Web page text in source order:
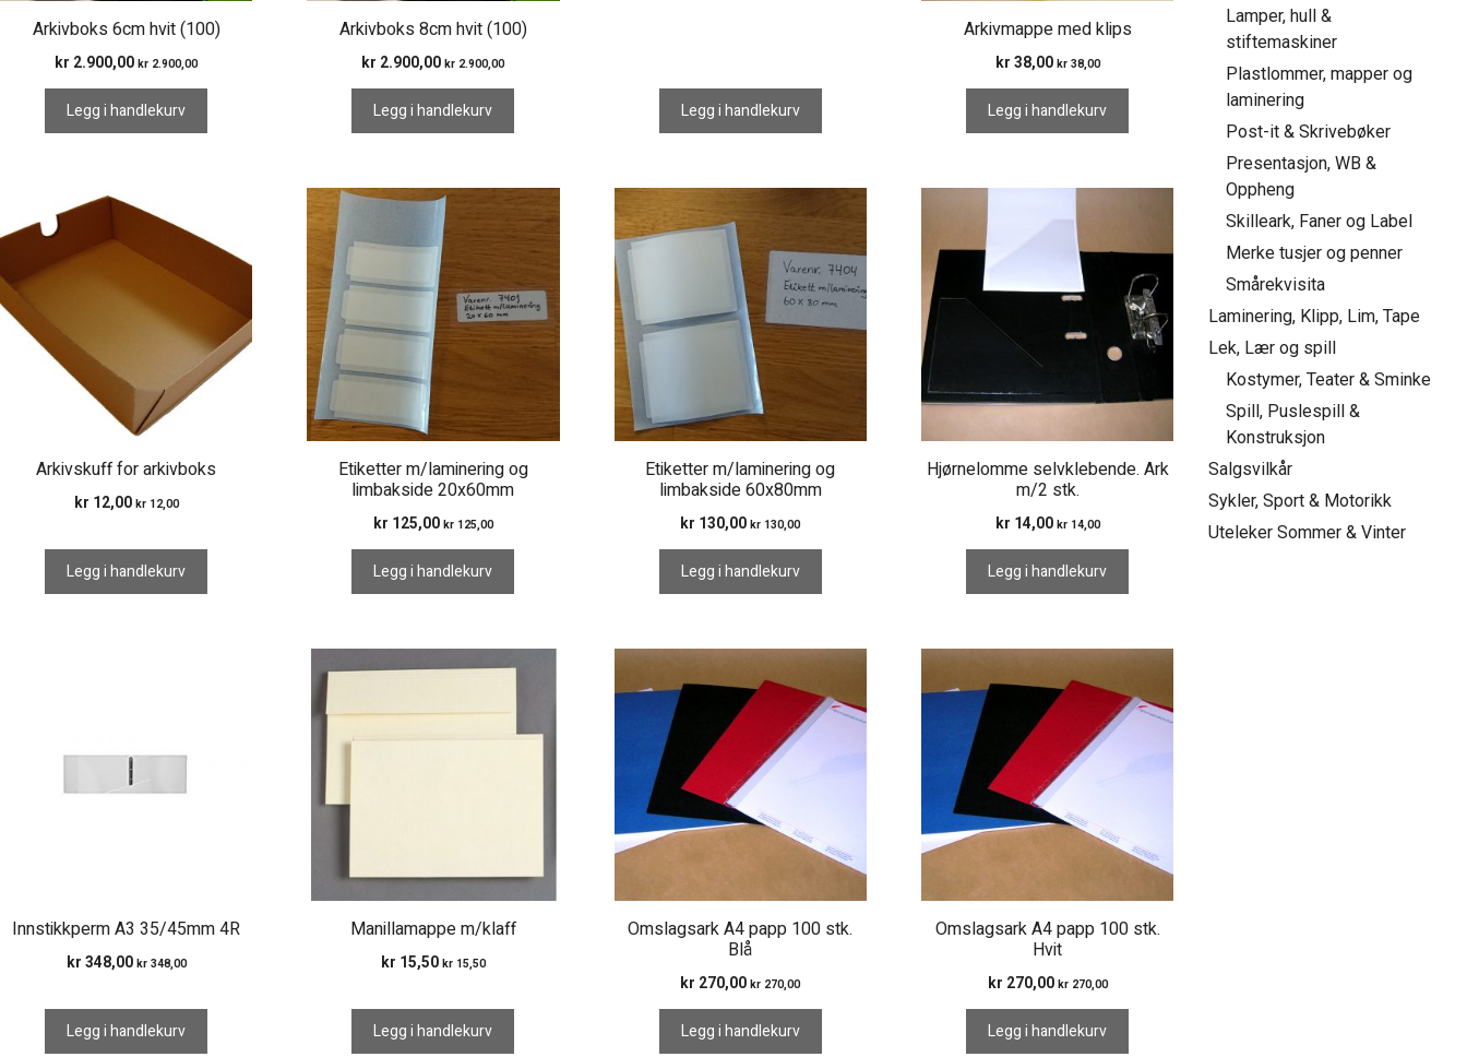
Arkivboks 6cm hvit (100)
kr 2.900,00 kr 2.900,00
Legg i handlekurv
Arkivboks 8cm hvit (100)
kr 2.900,00 kr 2.900,00
Legg i handlekurv Legg i handlekurv
Arkivmappe med klips
kr 38,00 kr38,00
Legg i handlekurv
Arkivskuff for arkivboks
kr 12,00 kr12,00
Legg i handlekurv
Etiketter m/laminering og
limbakside 20x60mm
kr 125,00 kr125,00
Legg i handlekurv
Etiketter m/laminering og
limbakside 60x80mm
kr 130,00 kr 130,00
Legg i handlekurv
Hjørnelomme selvklebende. Ark
m/2 stk.
kr 14,00 kr14,00
Legg i handlekurv
Innstikkperm A3 35/45mm 4R
kr 348,00 kr348,00
Legg i handlekurv
Manillamappe m/klaff
kr 15,50 kr15,50
Legg i handlekurv
Omslagsark A4 papp 100 stk.
Blå
kr 270,00 kr 270,00
Legg i handlekurv
Omslagsark A4 papp 100 stk.
Hvit
kr 270,00 kr270,00
Legg i handlekurv
Lamper, hull &
stiftemaskiner
Plastlommer, mapper og
laminering
Post-it & Skrivebøker
Presentasjon, WB &
Oppheng
Skilleark, Faner og Label
Merke tusjer og penner
Smårekvisita
Laminering, Klipp, Lim, Tape
Lek, Lær og spill
Kostymer, Teater & Sminke
Spill, Puslespill &
Konstruksjon
Salgsvilkår
Sykler, Sport & Motorikk
Uteleker Sommer & Vinter